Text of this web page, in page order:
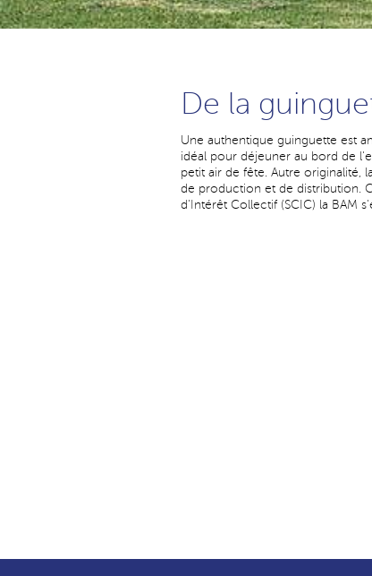
De la
Une authentique guinguette est
idéal pour déjeuner au bord de
petit air de fête. Autre originalité,
de production et de distribution.
d'Intérêt Collectif (SCIC) la BAM